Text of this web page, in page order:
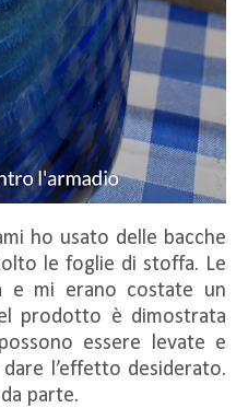
ho usato delle bacche
le foglie di stoffa. Le
e mi erano costate un
prodotto è dimostrata
essere levate e
l’effetto desiderato.
parte.